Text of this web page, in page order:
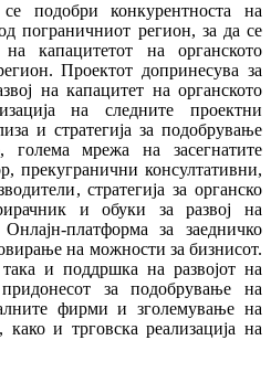
подобри конкурентноста на
пограничниот регион, за да се
капацитетот на органското
Проектот допринесува за
на капацитет на органското
на следните проектни
и стратегија за подобрување
голема мрежа на засегнатите
прекугранични консултативни,
стратегија за органско
и обуки за развој на
платформа за заедничко
на можности за бизнисот.
и поддршка на развојот на
придонесот за подобрување на
фирми и зголемување на
како и трговска реализација на